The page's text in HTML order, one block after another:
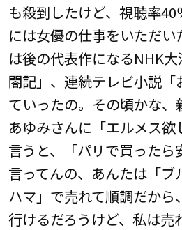
も殺到したけど、視聴率
には女優の仕事をいただい
は後の代表作になるNHK
閤記」、連続テレビ小説「
ていったの。その頃かな
あゆみさんに「エルメス欲
言うと、「パリで買ったら
言ってんの、あんたは「ブ
ハマ」で売れて順調だから
行けるだろうけど、私は売